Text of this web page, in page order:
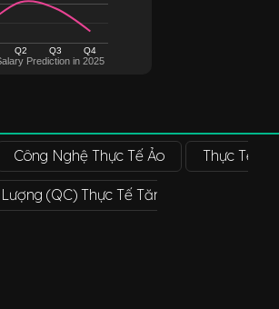
Prediction in 2025
Q2 Q3 Q4
Công Nghệ Thực Tế Ảo Thực Tế Ảo
(QC) Thực Tế Tăng Cường (AR)